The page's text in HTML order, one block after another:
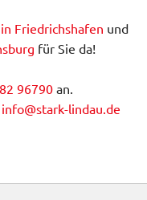
Friedrichshafen und
für Sie da!
96790 an.
info@stark-lindau.de